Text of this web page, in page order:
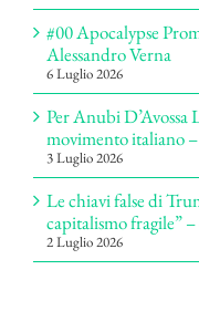
#00 Apocalypse
Alessandro Verna
6 Luglio 2026
Per Anubi
movimento italiano
3 Luglio 2026
Le chiavi false di
capitalismo fragile”
2 Luglio 2026